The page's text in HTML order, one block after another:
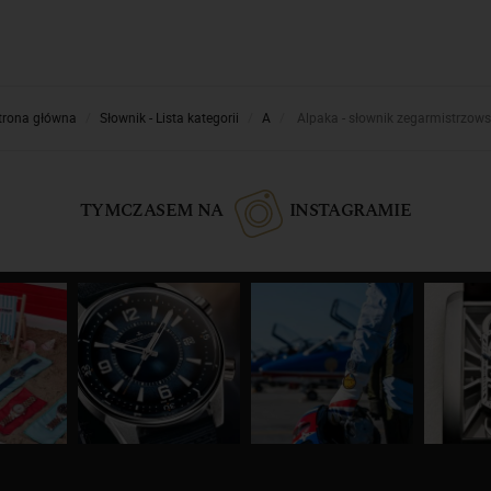
główna Słownik - Lista kategorii A Alpaka - słownik
TYMCZASEM NA INSTAGRAMIE